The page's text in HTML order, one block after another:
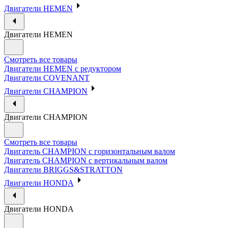
Двигатели HEMEN
Двигатели HEMEN
Смотреть все товары
Двигатели HEMEN с редуктором
Двигатели COVENANT
Двигатели CHAMPION
Двигатели CHAMPION
Смотреть все товары
Двигатель CHAMPION с горизонтальным валом
Двигатель CHAMPION с вертикальным валом
Двигатели BRIGGS&STRATTON
Двигатели HONDA
Двигатели HONDA